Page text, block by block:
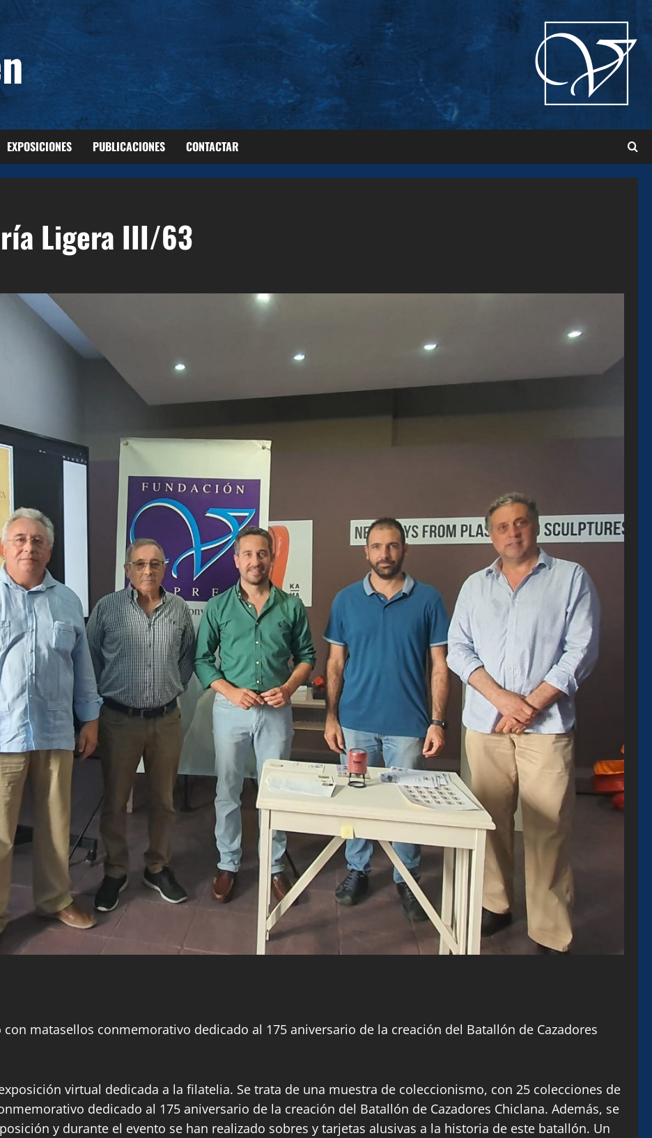
EXPOSICIONES PUBLICACIONES CONTACTAR
Ligera III/63
matasellos conmemorativo dedicado al 175 aniversario de la creación del Batallón de Cazadores
virtual dedicada a la filatelia. Se trata de una muestra de coleccionismo, con 25 colecciones de
dedicado al 175 aniversario de la creación del Batallón de Cazadores Chiclana. Además, se
y durante el evento se han realizado sobres y tarjetas alusivas a la historia de este batallón. Un